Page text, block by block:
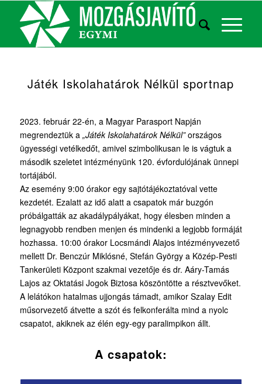
Játék Iskolahatárok Nélkül sportnap
2023. február 22-én, a Magyar Parasport Napján
megrendeztük a „Játék Iskolahatárok Nélkül”országos
ügyességi vetélkedőt, amivel szimbolikusan le is vágtuk a
második szeletet intézményünk 120. évfordulójának ünnepi
tortájából.
Az esemény 9:00 órakor egy sajtótájékoztatóval vette
kezdetét. Ezalatt az idő alatt a csapatok már buzgón
próbálgatták az akadálypályákat, hogy élesben minden a
legnagyobb rendben menjen és mindenki a legjobb formáját
hozhassa. 10:00 órakor Locsmándi Alajos intézményvezető
mellett Dr. Benczúr Miklósné, Stefán György a Közép-Pesti
Tankerületi Központ szakmai vezetője és dr. Aáry-Tamás
Lajos az Oktatási Jogok Biztosa köszöntötte a résztvevőket.
A lelátókon hatalmas ujjongás támadt, amikor Szalay Edit
műsorvezető átvette a szót és felkonferálta mind a nyolc
csapatot, akiknek az élén egy-egy paralimpikon állt.
A csapatok: